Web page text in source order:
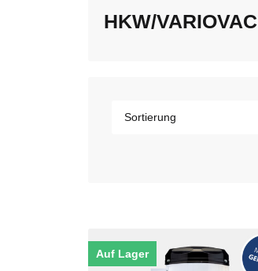
HKW/VARIOVAC
Sortierung
Auf Lager